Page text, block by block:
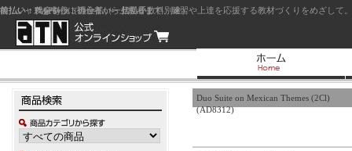
ジャズを中心に初心者から上級者まで、練習や上達を応援する教材づくりをめざし
Duo Suite on Mexican Themes (2Cl)
(AD8312)
前払い：クレジットカード（一括払い）
後払い：代金引換（現金払い・代引手数料別途）
前払い：PayPay